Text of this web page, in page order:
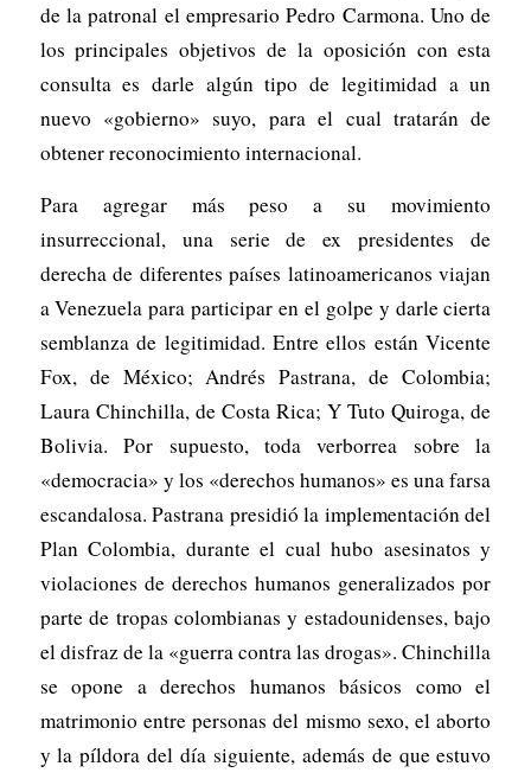
de la patronal el empresario Pedro Carmona. Uno de
los principales objetivos de la oposición con esta
consulta es darle algún tipo de legitimidad a un
nuevo «gobierno» suyo, para el cual tratarán de
obtener reconocimiento internacional.
Para agregar más peso a su movimiento
insurreccional, una serie de ex presidentes de
derecha de diferentes países latinoamericanos viajan
a Venezuela para participar en el golpe y darle cierta
semblanza de legitimidad. Entre ellos están Vicente
Fox, de México; Andrés Pastrana, de Colombia;
Laura Chinchilla, de Costa Rica; Y Tuto Quiroga, de
Bolivia. Por supuesto, toda verborrea sobre la
«democracia» y los «derechos humanos» es una farsa
escandalosa. Pastrana presidió la implementación del
Plan Colombia, durante el cual hubo asesinatos y
violaciones de derechos humanos generalizados por
parte de tropas colombianas y estadounidenses, bajo
el disfraz de la «guerra contra las drogas». Chinchilla
se opone a derechos humanos básicos como el
matrimonio entre personas del mismo sexo, el aborto
y la píldora del día siguiente, además de que estuvo